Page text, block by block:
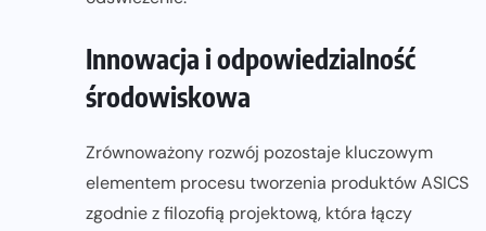
Innowacja i odpowiedzialność
środowiskowa
Zrównoważony rozwój pozostaje kluczowym
elementem procesu tworzenia produktów ASICS
zgodnie z filozofią projektową, która łączy